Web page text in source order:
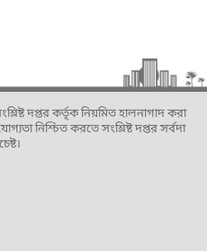
দপ্তর কর্তৃক নিয়মিত হালনাগাদ করা
নিশ্চিত করতে সংশ্লিষ্ট দপ্তর সর্বদা